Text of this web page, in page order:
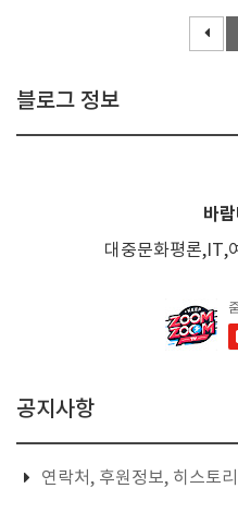
블로그 정보
바
대중문화평론,IT,
공지사항
연락처, 후원정보, 히스토리